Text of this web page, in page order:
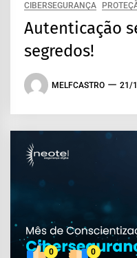
CIBERSEGURANÇA
Autenticação
segredos!
MELFCASTRO 21/
0 0